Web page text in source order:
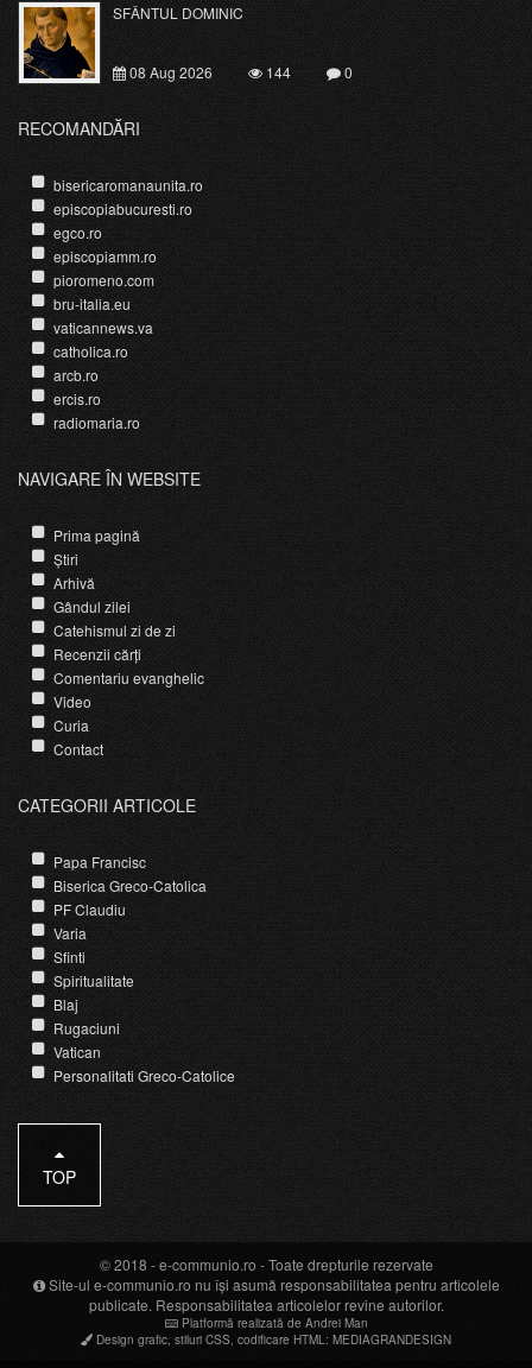
SFÂNTUL DOMINIC
08 Aug 2026 144 0
RECOMANDĂRI
bisericaromanaunita.ro
episcopiabucuresti.ro
egco.ro
episcopiamm.ro
pioromeno.com
bru-italia.eu
vaticannews.va
catholica.ro
arcb.ro
ercis.ro
radiomaria.ro
NAVIGARE ÎN WEBSITE
Prima pagină
Știri
Arhivă
Gândul zilei
Catehismul zi de zi
Recenzii cărți
Comentariu evanghelic
Video
Curia
Contact
CATEGORII ARTICOLE
Papa Francisc
Biserica Greco-Catolica
PF Claudiu
Varia
Sfinti
Spiritualitate
Blaj
Rugaciuni
Vatican
Personalitati Greco-Catolice
TOP
© 2018 -e-communio.ro - Toate drepturile rezervate
Site-ul e-communio.ro nu își asumă responsabilitatea pentru articolele
publicate. Responsabilitatea articolelor revine autorilor.
Platformă realizată de Andrei Man
Design grafic stiluri CSS codificare HTML : MEDIAGRANDESIGN